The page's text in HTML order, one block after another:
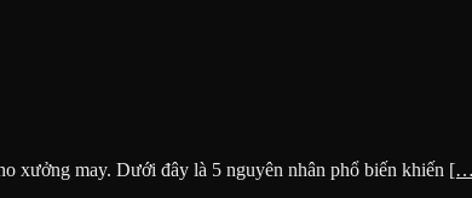
xưởng may. Dưới đây là 5 nguyên nhân phổ biến khiến